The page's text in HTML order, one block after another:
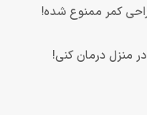
کمر ممنوع شده!
منزل درمان کنی!